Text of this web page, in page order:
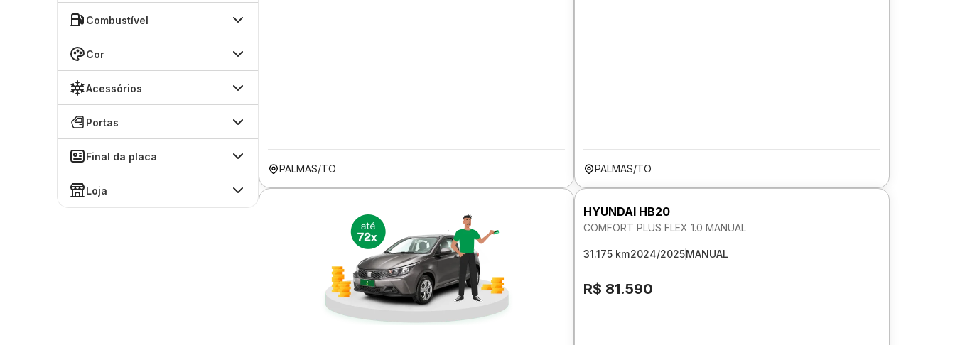
Combustível
Cor
Acessórios
Portas
Final da placa
Loja
PALMAS/TO PALMAS/TO
HYUNDAI HB20
COMFORT PLUS FLEX 1.0 MANUAL
31.175 km2024/2025MANUAL
R$ 81.590